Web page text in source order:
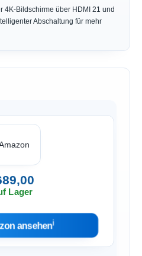
4K-Bildschirme über HDMI 21 und
Abschaltung für mehr
Lager
ansehenℹ︎